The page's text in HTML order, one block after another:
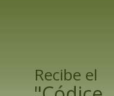
Recibe el